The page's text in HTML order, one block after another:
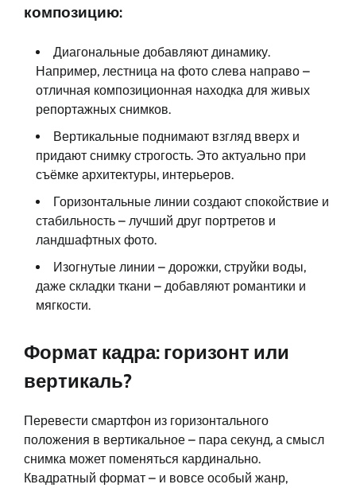
композицию:
Диагональные добавляют динамику.
Например, лестница на фото слева направо –
отличная композиционная находка для живых
репортажных снимков.
Вертикальные поднимают взгляд вверх и
придают снимку строгость. Это актуально при
съёмке архитектуры, интерьеров.
Горизонтальные линии создают спокойствие и
стабильность – лучший друг портретов и
ландшафтных фото.
Изогнутые линии – дорожки, струйки воды,
даже складки ткани – добавляют романтики и
мягкости.
Формат кадра: горизонт или
вертикаль?
Перевести смартфон из горизонтального
положения в вертикальное – пара секунд, а смысл
снимка может поменяться кардинально.
Квадратный формат – и вовсе особый жанр,